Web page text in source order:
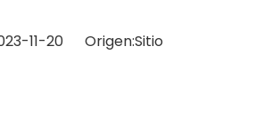
11-20 Origen:Sitio